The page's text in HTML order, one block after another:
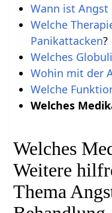
Wann ist
Welche
Panikattacken?
Welches
Wohin mit der
Welche
Welches
Welches
Weitere
Thema